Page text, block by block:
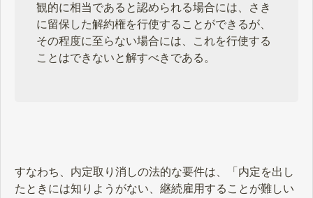
観的に相当であると認められる場合には、さき
に留保した解約権を行使することができるが、
その程度に至らない場合には、これを行使する
ことはできないと解すべきである。
すなわち、内定取り消しの法的な要件は、「内定を出し
たときには知りようがない、継続雇用することが難しい